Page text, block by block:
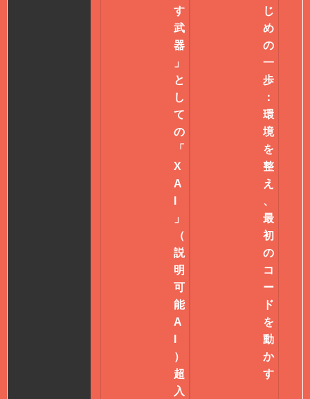
す
武
器
」
と
し
て
の
「
X
A
」
（
説
明
可
能
A
）
超
入
じ
め
の
一
歩
：
環
境
を
整
え
、
最
初
の
コ
ー
ド
を
動
か
す